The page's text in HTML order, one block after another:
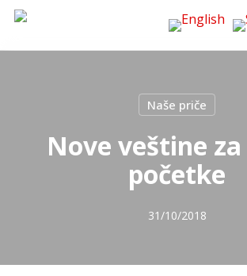
Skip
main
Naše priče
Nove veštine
početke
31/10/2018